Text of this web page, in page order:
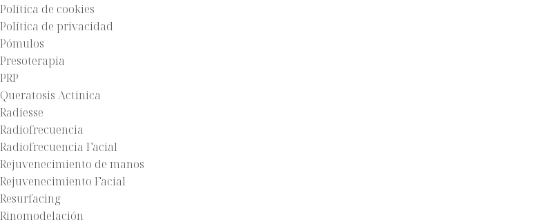
Política de cookies
Política de privacidad
Pómulos
Presoterapia
PRP
Queratosis Actinica
Radiesse
Radiofrecuencia
Radiofrecuencia Facial
Rejuvenecimiento de manos
Rejuvenecimiento Facial
Resurfacing
Rinomodelación